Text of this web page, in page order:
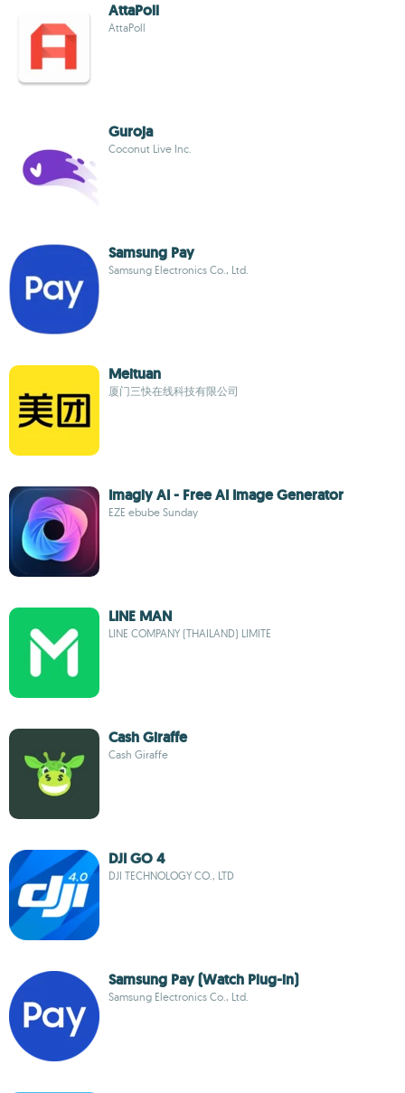
AttaPoll
AttaPoll
Guroja
Coconut Live Inc.
Samsung Pay
Samsung Electronics Co., Ltd.
Meituan
厦门三快在线科技有限公司
Imagly AI - Free AI Image Generator
EZE ebube Sunday
LINE MAN
LINE COMPANY (THAILAND) LIMITE
Cash Giraffe
Cash Giraffe
DJI GO 4
DJI TECHNOLOGY CO., LTD
Samsung Pay (Watch Plug-in)
Samsung Electronics Co., Ltd.